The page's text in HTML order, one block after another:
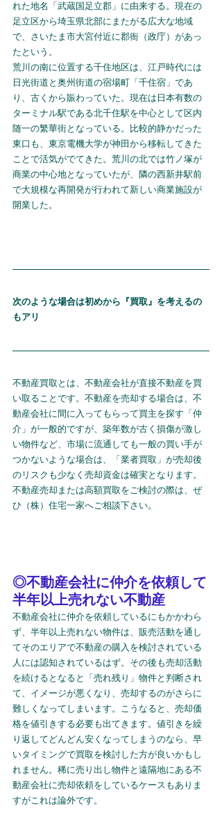
れた地名「武蔵国足立郡」に由来する。現在の
足立区から埼玉県北部にまたがる広大な地域
で、さいたま市大宮付近に郡衙（政庁）があっ
たという。
荒川の南に位置する千住地区は、江戸時代には
日光街道と奥州街道の宿場町「千住宿」であ
り、古くから賑わっていた。現在は日本有数の
ターミナル駅である北千住駅を中心として区内
随一の繁華街となっている。比較的静かだった
東口も、東京電機大学が神田から移転してきた
ことで活気がでてきた。荒川の北では竹ノ塚が
商業の中心地となっていたが、隣の西新井駅前
で大規模な再開発が行われて新しい商業施設が
開業した。
次のような場合は初めから『買取』を考えるの
もアリ
不動産買取とは、不動産会社が直接不動産を買
い取ることです。不動産を売却する場合は、不
動産会社に間に入ってもらって買主を探す「仲
介」が一般的ですが、築年数が古く損傷が激し
い物件など、市場に流通しても一般の買い手が
つかないような場合は、「業者買取」が売却後
のリスクも少なく売却資金は確実となります。
不動産売却または高額買取をご検討の際は、ぜ
ひ（株）住宅一家へご相談下さい。
◎不動産会社に仲介を依頼して
半年以上売れない不動産
不動産会社に仲介を依頼しているにもかかわら
ず、半年以上売れない物件は、販売活動を通し
てそのエリアで不動産の購入を検討されている
人には認知されているはず。その後も売却活動
を続けるとなると「売れ残り」物件と判断され
て、イメージが悪くなり、売却するのがさらに
難しくなってしまいます。こうなると、売却価
格を値引きする必要も出てきます。値引きを繰
り返してどんどん安くなってしまうのなら、早
いタイミングで買取を検討した方が良いかもし
れません。稀に売り出し物件と遠隔地にある不
動産会社に売却依頼をしているケースもありま
すがこれは論外です。